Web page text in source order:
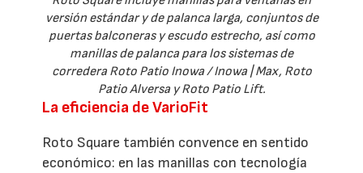
versión estándar y de palanca larga, conjuntos de
puertas balconeras y escudo estrecho, así como
manillas de palanca para los sistemas de
corredera Roto Patio Inowa / Inowa | Max, Roto
Patio Alversa y Roto Patio Lift.
La eficiencia de VarioFit
Roto Square también convence en sentido
económico: en las manillas con tecnología